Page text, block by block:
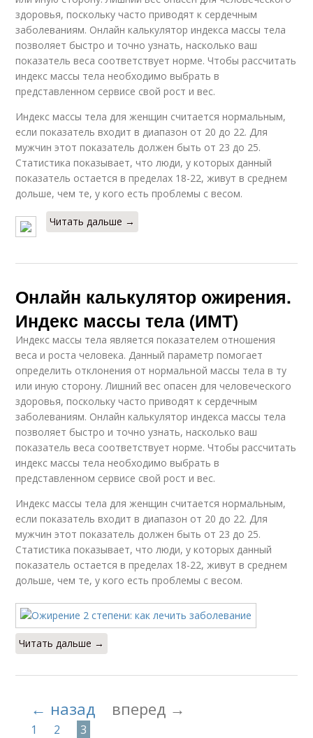
здоровья, поскольку часто приводят к сердечным
заболеваниям. Онлайн калькулятор индекса массы тела
позволяет быстро и точно узнать, насколько ваш
показатель веса соответствует норме. Чтобы рассчитать
индекс массы тела необходимо выбрать в
представленном сервисе свой рост и вес.
Индекс массы тела для женщин считается нормальным,
если показатель входит в диапазон от 20 до 22. Для
мужчин этот показатель должен быть от 23 до 25.
Статистика показывает, что люди, у которых данный
показатель остается в пределах 18-22, живут в среднем
дольше, чем те, у кого есть проблемы с весом.
Читать дальше →
Онлайн калькулятор ожирения.
Индекс массы тела (ИМТ)
Индекс массы тела является показателем отношения
веса и роста человека. Данный параметр помогает
определить отклонения от нормальной массы тела в ту
или иную сторону. Лишний вес опасен для человеческого
здоровья, поскольку часто приводят к сердечным
заболеваниям. Онлайн калькулятор индекса массы тела
позволяет быстро и точно узнать, насколько ваш
показатель веса соответствует норме. Чтобы рассчитать
индекс массы тела необходимо выбрать в
представленном сервисе свой рост и вес.
Индекс массы тела для женщин считается нормальным,
если показатель входит в диапазон от 20 до 22. Для
мужчин этот показатель должен быть от 23 до 25.
Статистика показывает, что люди, у которых данный
показатель остается в пределах 18-22, живут в среднем
дольше, чем те, у кого есть проблемы с весом.
Читать дальше →
← назад вперед →
1 2 3